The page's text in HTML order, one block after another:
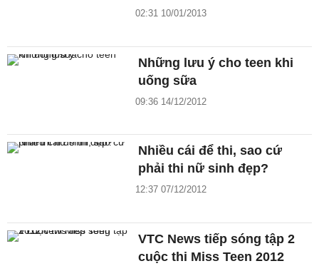
02:31 10/01/2013
Những lưu ý cho teen khi
uống sữa
09:36 14/12/2012
Nhiều cái để thi, sao cứ
phải thi nữ sinh đẹp?
12:37 07/12/2012
VTC News tiếp sóng tập 2
cuộc thi Miss Teen 2012